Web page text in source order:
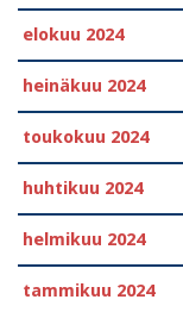
elokuu 2024
heinäkuu 2024
toukokuu 2024
huhtikuu 2024
helmikuu 2024
tammikuu 2024